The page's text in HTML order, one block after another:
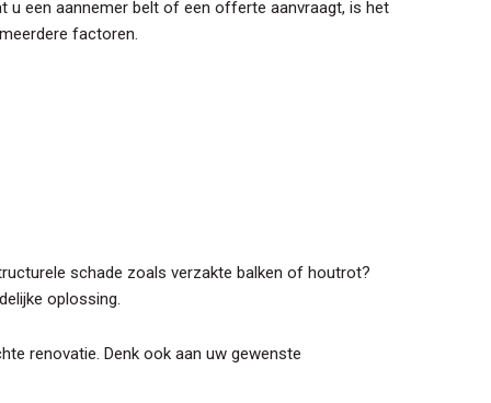
u een aannemer belt of een offerte aanvraagt, is het
factoren.
schade zoals verzakte balken of houtrot?
oplossing.
renovatie. Denk ook aan uw gewenste